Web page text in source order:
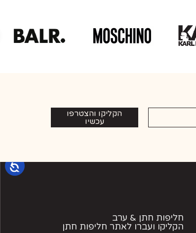
הקליקו והצטרפו
עכשיו
חליפות חתן & ערב
הקליקו ועברו לאתר חליפות חתן